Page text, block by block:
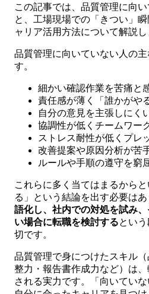
この記事では、品質管理に向
と、工場現場での「きつい」
ャリア活用方法について解説し
品質管理に向いていない人の
す。
細かい確認作業を苦痛と
責任感が薄く「誰かがや
自分の意見を主張しにく
協調性が低くチームワー
ストレス耐性が低くプレ
改善提案や原因分析が苦
ルールや手順の遵守を窮
これらに多く当てはまるから
る」という結論を出す必要はあ
語化し、社内での対処を試み
い場合に転職を検討するとい
切です。
品質管理で身につけたスキル
整力・報告書作成力など）は
される実力です。「向いてい